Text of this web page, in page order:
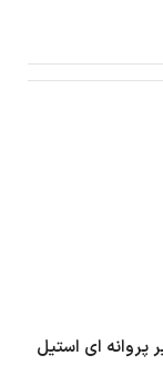
پروانه ای استیل